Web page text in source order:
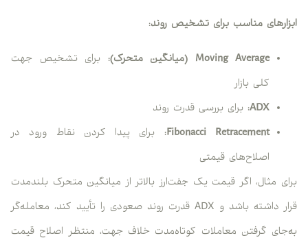
ابزارهای مناسب برای تشخیص روند:
Moving Average (میانگین متحرک): برای تشخیص جهت
کلی بازار
ADX: برای بررسی قدرت روند
Fibonacci Retracement:
برای پیدا کردن نقاط ورود در
اصلاح‌های قیمتی
برای مثال، اگر قیمت یک جفت‌ارز بالاتر از میانگین متحرک بلندمدت
قرار داشته باشد و ADX قدرت روند صعودی را تأیید کند، معامله‌گر
به‌جای گرفتن معاملات کوتاه‌مدت خلاف جهت، منتظر اصلاح قیمت